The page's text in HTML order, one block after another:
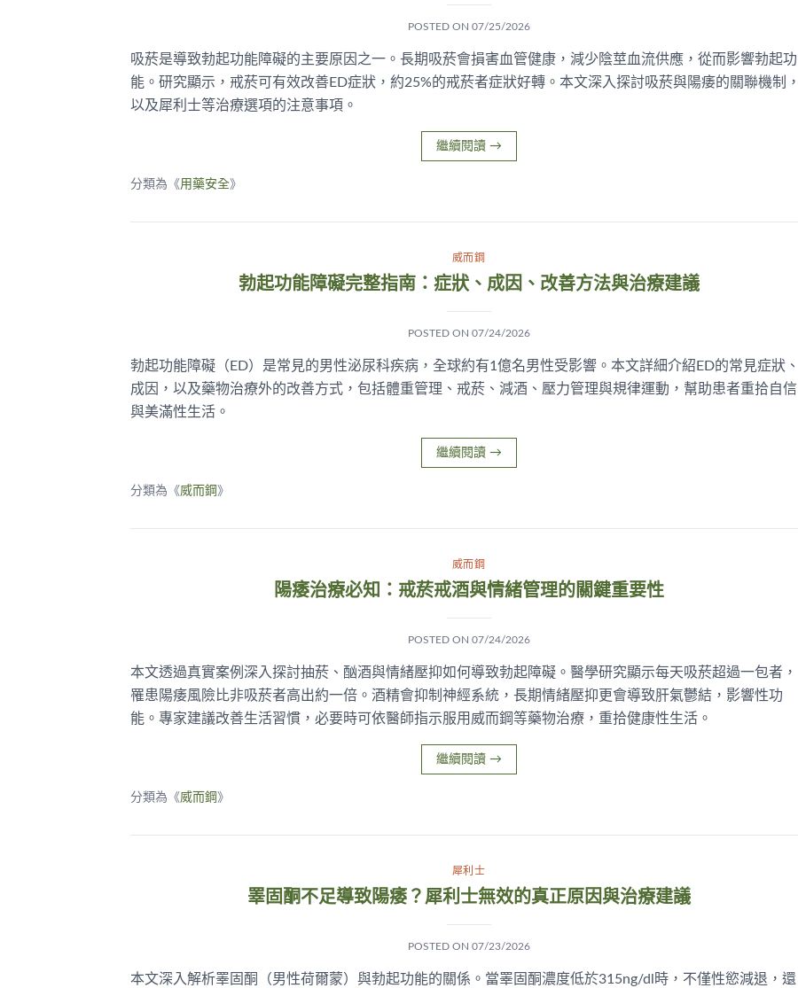
POSTED ON 07/25/2026
吸菸是導致勃起功能障礙的主要原因之一。長期吸菸會損害血管健康，減少陰莖血流供應，從而影響勃起功
能。研究顯示，戒菸可有效改善ED症狀，約25%的戒菸者症狀好轉。本文深入探討吸菸與陽痿的關聯機制，
以及犀利士等治療選項的注意事項。
繼續閱讀 →
分類為《用藥安全》
威而鋼
勃起功能障礙完整指南：症狀、成因、改善方法與治療建議
POSTED ON 07/24/2026
勃起功能障礙（ED）是常見的男性泌尿科疾病，全球約有1億名男性受影響。本文詳細介紹ED的常見症狀、
成因，以及藥物治療外的改善方式，包括體重管理、戒菸、減酒、壓力管理與規律運動，幫助患者重拾自信
與美滿性生活。
繼續閱讀 →
分類為《威而鋼 》
威而鋼
陽痿治療必知：戒菸戒酒與情緒管理的關鍵重要性
POSTED ON 07/24/2026
本文透過真實案例深入探討抽菸、酗酒與情緒壓抑如何導致勃起障礙。醫學研究顯示每天吸菸超過一包者，
罹患陽痿風險比非吸菸者高出約一倍。酒精會抑制神經系統，長期情緒壓抑更會導致肝氣鬱結，影響性功
能。專家建議改善生活習慣，必要時可依醫師指示服用威而鋼等藥物治療，重拾健康性生活。
繼續閱讀 →
分類為《威而鋼 》
犀利士
睪固酮不足導致陽痿？犀利士無效的真正原因與治療建議
POSTED ON 07/23/2026
本文深入解析睪固酮（男性荷爾蒙）與勃起功能的關係。當睪固酮濃度低於315ng/dl時，不僅性慾減退，還